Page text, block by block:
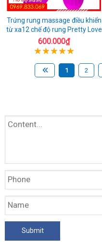
Trứng rung massage điều khiển
từ xa12 chế độ rung Pretty Love
600.000₫
1 2